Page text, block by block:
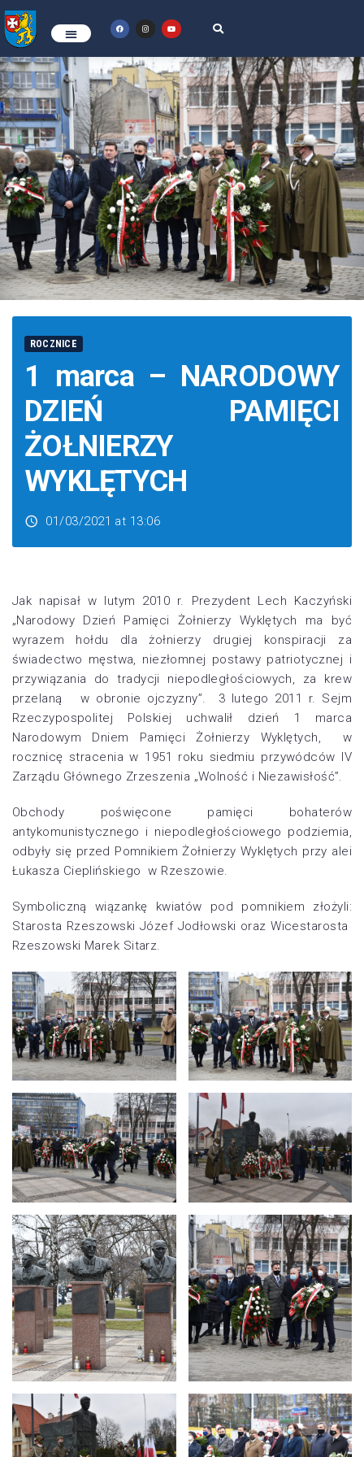
ROCZNICE
1 marca – NARODOWY
DZIEŃ PAMIĘCI
ŻOŁNIERZY
WYKLĘTYCH
01/03/2021 at 13:06
Jak napisał w lutym 2010 r. Prezydent Lech Kaczyński
„Narodowy Dzień Pamięci Żołnierzy Wyklętych ma być
wyrazem hołdu dla żołnierzy drugiej konspiracji za
świadectwo męstwa, niezłomnej postawy patriotycznej i
przywiązania do tradycji niepodległościowych, za krew
przelaną w obronie ojczyzny”. 3 lutego 2011 r. Sejm
Rzeczypospolitej Polskiej uchwalił dzień 1 marca
Narodowym Dniem Pamięci Żołnierzy Wyklętych, w
rocznicę stracenia w 1951 roku siedmiu przywódców IV
Zarządu Głównego Zrzeszenia „Wolność i Niezawisłość”.
Obchody poświęcone pamięci bohaterów
antykomunistycznego i niepodległościowego podziemia,
odbyły się przed Pomnikiem Żołnierzy Wyklętych przy alei
Łukasza Cieplińskiego w Rzeszowie.
Symboliczną wiązankę kwiatów pod pomnikiem złożyli:
Starosta Rzeszowski Józef Jodłowski oraz Wicestarosta
Rzeszowski Marek Sitarz.